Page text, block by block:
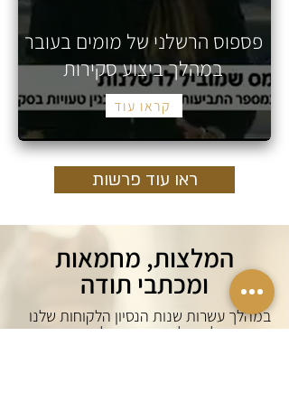
פספוס הרשלני של מומים בעובר
במהלך ביצוע סקירות
ראו עוד פרשות
המלצות, מחמאות
ומכתבי תודה
במהלך עשרות שנות הנסיון הלקוחות שלנו
הפכו, בחלקם, לנוף החיים שלנו ואנחנו